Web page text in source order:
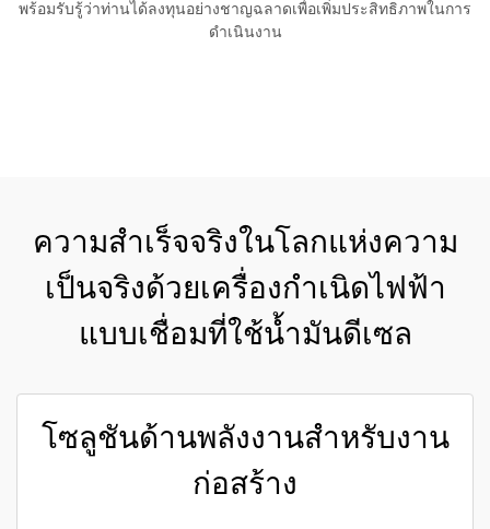
พร้อมรับรู้ว่าท่านได้ลงทุนอย่างชาญฉลาดเพื่อเพิ่มประสิทธิภาพในการ
ดำเนินงาน
ความสำเร็จจริงในโลกแห่งความ
เป็นจริงด้วยเครื่องกำเนิดไฟฟ้า
แบบเชื่อมที่ใช้น้ำมันดีเซล
โซลูชันด้านพลังงานสำหรับงาน
ก่อสร้าง